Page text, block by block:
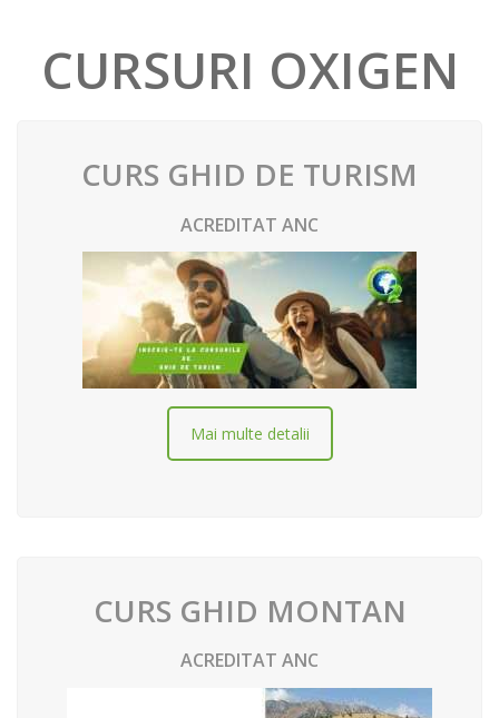
CURSURI OXIGEN
CURS GHID DE TURISM
ACREDITAT ANC
Mai multe detalii
CURS GHID MONTAN
ACREDITAT ANC